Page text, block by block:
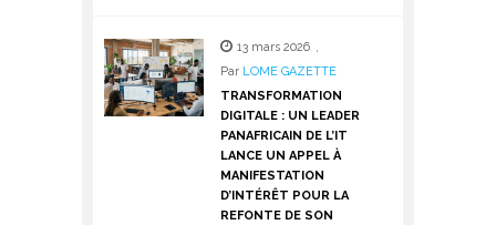
13 mars 2026 ,
Par LOME GAZETTE
TRANSFORMATION
DIGITALE : UN LEADER
PANAFRICAIN DE L’IT
LANCE UN APPEL À
MANIFESTATION
D’INTÉRÊT POUR LA
REFONTE DE SON